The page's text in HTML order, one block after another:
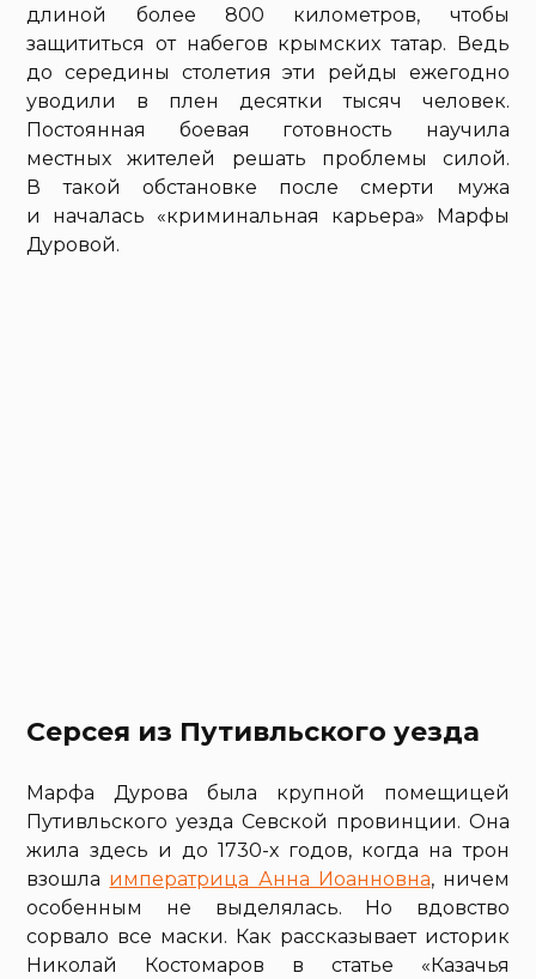
длиной более 800 километров, чтобы
защититься от набегов крымских татар. Ведь
до середины столетия эти рейды ежегодно
уводили в плен десятки тысяч человек.
Постоянная боевая готовность научила
местных жителей решать проблемы силой.
В такой обстановке после смерти мужа
и началась «криминальная карьера» Марфы
Дуровой.
Серсея из Путивльского уезда
Марфа Дурова была крупной помещицей
Путивльского уезда Севской провинции. Она
жила здесь и до 1730-х годов, когда на трон
взошла императрица Анна Иоанновна, ничем
особенным не выделялась. Но вдовство
сорвало все маски. Как рассказывает историк
Николай Костомаров в статье «Казачья